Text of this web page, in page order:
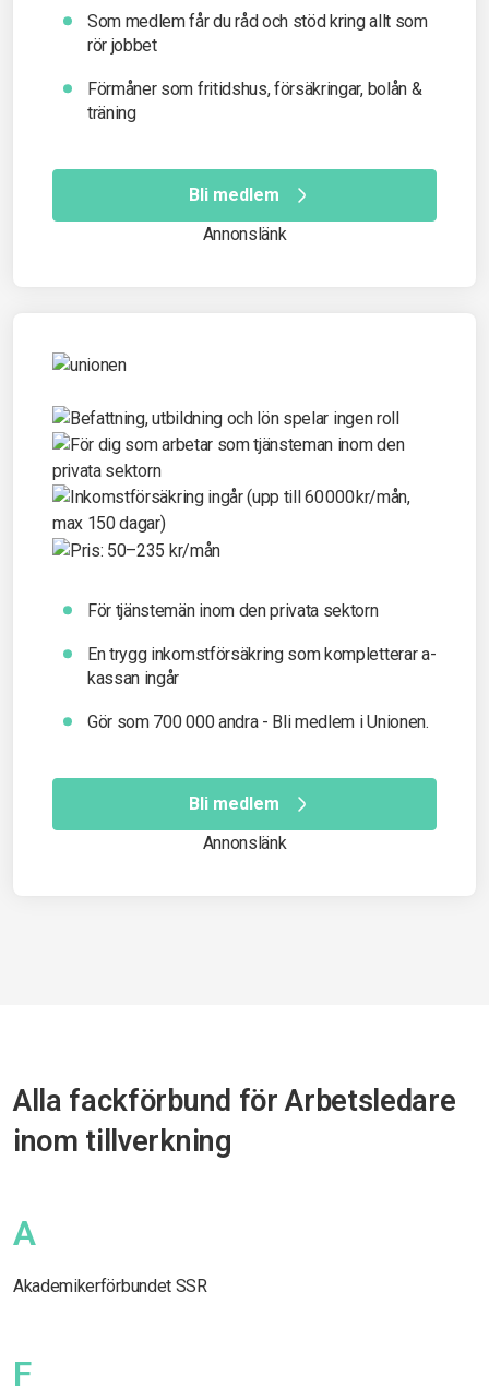
Som medlem får du råd och stöd kring allt som
rör jobbet
Förmåner som fritidshus, försäkringar, bolån &
träning
Bli medlem
Annonslänk
För tjänstemän inom den privata sektorn
En trygg inkomst­försäkring som kompletterar a-
kassan ingår
Gör som 700 000 andra - Bli medlem i Unionen.
Bli medlem
Annonslänk
Alla fackförbund för Arbetsledare
inom tillverkning
A
Akademikerförbundet SSR
F